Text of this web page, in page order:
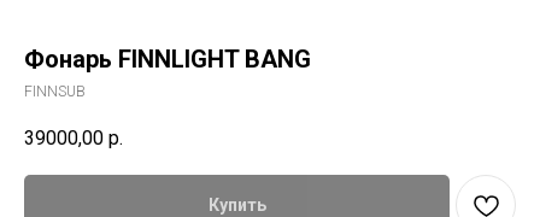
Фонарь FINNLIGHT BANG
FINNSUB
39000,00 р.
Купить